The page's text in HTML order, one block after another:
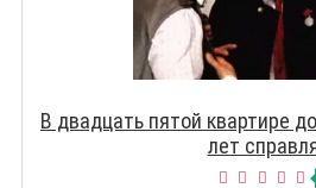
В двадцать пятой квартире
лет